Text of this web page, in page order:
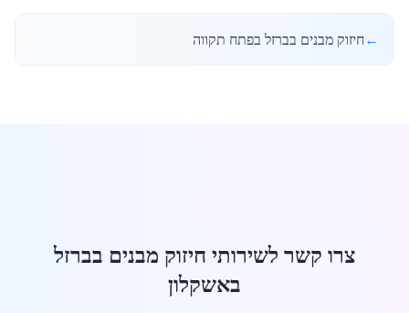
←חיזוק מבנים בברזל בפתח תקווה
צרו קשר לשירותי חיזוק מבנים בברזל
באשקלון